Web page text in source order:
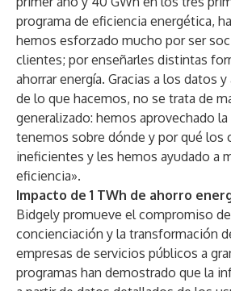
programa de eficiencia energética,
hemos esforzado mucho por ser
clientes; por enseñarles distintas
ahorrar energía. Gracias a los datos
de lo que hacemos, no se trata de
generalizado: hemos aprovechado
tenemos sobre dónde y por qué los
ineficientes y les hemos ayudado a
eficiencia».
Impacto de 1 TWh de ahorro
Bidgely promueve el compromiso
concienciación y la transformación
empresas de servicios públicos a
programas han demostrado que la